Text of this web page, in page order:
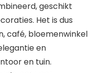
geschikt
Het is dus
café, bloemenwinkel
en
en tuin.